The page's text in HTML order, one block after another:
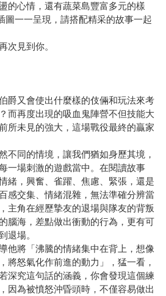
的心情，還有蔬菜島豐富多元的樣
圖一一呈現，請搭配精采的故事一起
次見到你。
爵又會使出什麼樣的伎倆和玩法來考
而再度出現的吸血鬼陣營不但技能大
所未見的強大，這場戰役最終的贏家
不同的情境，讓我們猶如身歷其境，
一場刺激的遊戲當中。在閱讀故事
緒，興奮、雀躍、焦慮、緊張，還是
感交集、情緒混雜，無法準確分辨當
主角在經歷摯友的退場與隊友的背叛
腦海，差點做出衝動的行為，更有可
退場。
他將「沸騰的情緒集中在背上，想像
將怒氣化作前進的動力」，猛一看，
深究這句話的涵義，你會發現這個練
因為被憤怒沖昏頭時，不僅容易做出